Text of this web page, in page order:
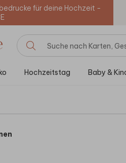
für deine Hochzeit -
Hochzeitstag Baby &